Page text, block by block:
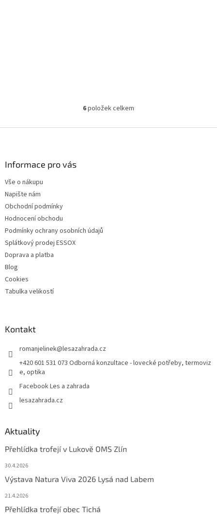
O
l
6položek celkem
Informace pro vás
Vše o nákupu
Napište nám
Obchodní podmínky
Hodnocení obchodu
Podmínky ochrany osobních údajů
Splátkový prodej ESSOX
Doprava a platba
Blog
Cookies
Tabulka velikostí
Kontakt
romanjelinek@lesazahrada.cz
+420 601 531 073 Odborná konzultace - lovecké potřeby, termoviz
e, optika
Facebook Les a zahrada
lesazahrada.cz
Aktuality
Přehlídka trofejí v Lukově OMS Zlín
30.4.2026
Výstava Natura Viva 2026 Lysá nad Labem
21.4.2026
Přehlídka trofejí obec Tichá